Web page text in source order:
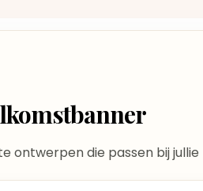
ontwerpen die passen bij